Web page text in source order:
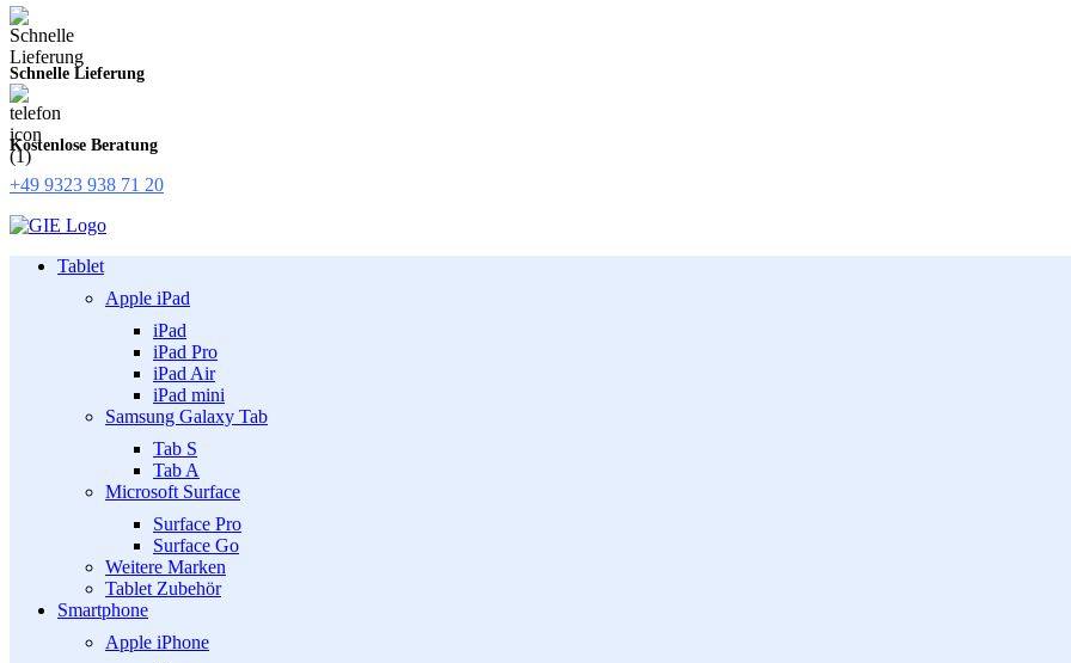
Schnelle Lieferung
Kostenlose Beratung
+49 9323 938 71 20
Tablet
Apple iPad
iPad
iPad Pro
iPad Air
iPad mini
Samsung Galaxy Tab
Tab S
Tab A
Microsoft Surface
Surface Pro
Surface Go
Weitere Marken
Tablet Zubehör
Smartphone
Apple iPhone